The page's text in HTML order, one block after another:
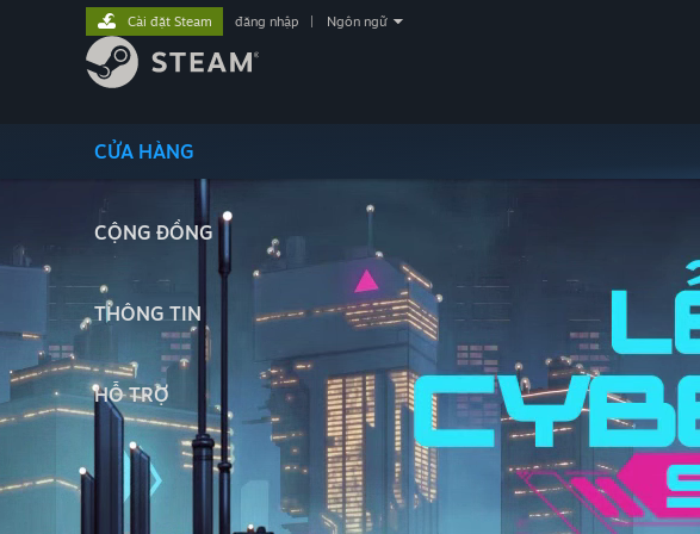
CỬA HÀNG
CỘNG ĐỒNG
THÔNG TIN
HỖ TRỢ
Cài đặt Steam đăng nhập Ngôn ngữ